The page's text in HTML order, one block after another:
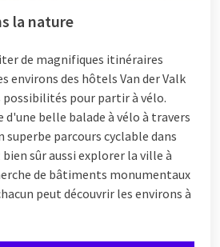
la nature
de magnifiques itinéraires
environs des hôtels Van der Valk
pour partir à vélo.
belle balade à vélo à travers
superbe parcours cyclable dans
bien sûr aussi explorer la ville à
de bâtiments monumentaux
peut découvrir les environs à